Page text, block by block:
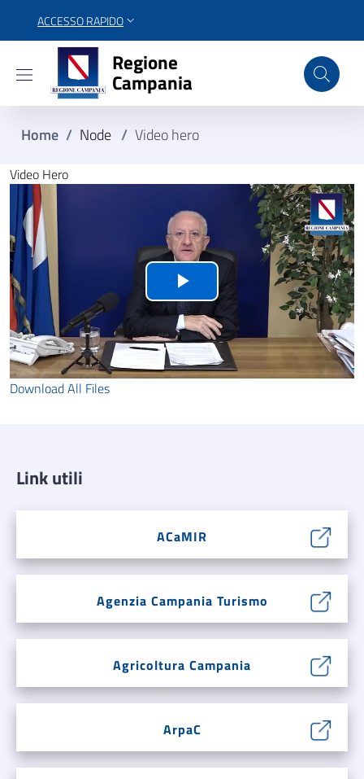
ACCESSO RAPIDO
Regione Campania
Regione
Campania
Home / Node / Video hero
Video Hero
Video file
Riproduci
il
video
Download All Files
Link utili
ACaMIR
Agenzia Campania Turismo
Agricoltura Campania
ArpaC